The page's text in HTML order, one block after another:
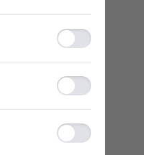
Functionality
storage
Statistics
storage
Ad
storage